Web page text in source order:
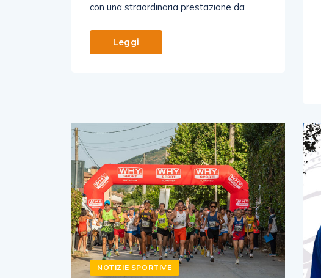
con una straordinaria prestazione da
Leggi
NOTIZIE SPORTIVE